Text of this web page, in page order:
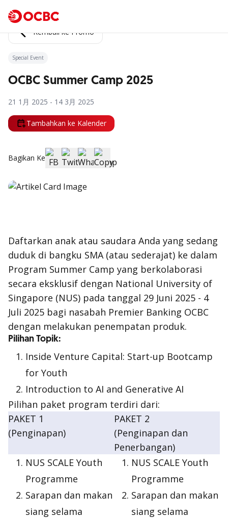
Kembali ke Promo
Special Event
OCBC Summer Camp 2025
21 1月 2025 - 14 3月 2025
Tambahkan ke Kalender
Bagikan Ke
Daftarkan anak atau saudara Anda yang sedang
duduk di bangku SMA (atau sederajat) ke dalam
Program Summer Camp yang berkolaborasi
secara eksklusif dengan National University of
Singapore (NUS) pada tanggal 29 Juni 2025 - 4
Juli 2025 bagi nasabah Premier Banking OCBC
dengan melakukan penempatan produk.
Pilihan Topik:
Inside Venture Capital: Start-up Bootcamp
for Youth
Introduction to AI and Generative AI
Pilihan paket program terdiri dari:
PAKET 1
(Penginapan)
PAKET 2
(Penginapan dan
Penerbangan)
NUS SCALE Youth
Programme
Sarapan dan makan
siang selama
NUS SCALE Youth
Programme
Sarapan dan makan
siang selama